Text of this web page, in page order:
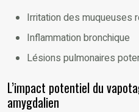
Irritation des muqueuses
Inflammation bronchique
Lésions pulmonaires
L’impact potentiel du
amygdalien